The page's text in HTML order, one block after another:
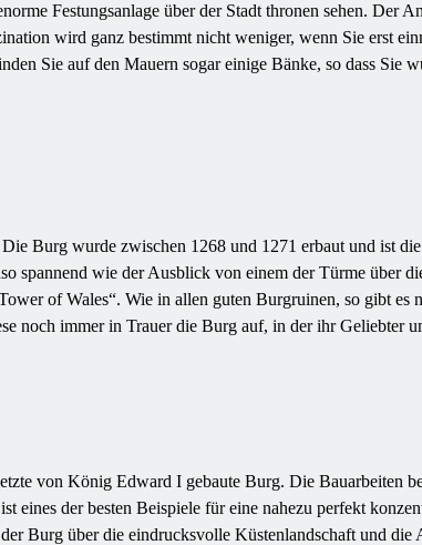
Festungsanlage über der Stadt thronen sehen. Der
wird ganz bestimmt nicht weniger, wenn Sie erst
Sie auf den Mauern sogar einige Bänke, so dass Sie
Burg wurde zwischen 1268 und 1271 erbaut und ist
spannend wie der Ausblick von einem der Türme über
of Wales“. Wie in allen guten Burgruinen, so gibt es
noch immer in Trauer die Burg auf, in der ihr Geliebter
von König Edward I gebaute Burg. Die Bauarbeiten
eines der besten Beispiele für eine nahezu perfekt
Burg über die eindrucksvolle Küstenlandschaft und die